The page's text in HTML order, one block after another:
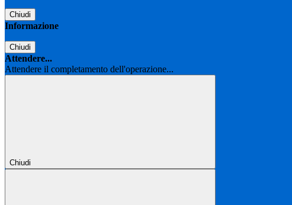
Chiudi
Informazione
Chiudi
Attendere...
Attendere il completamento dell'operazione...
Chiudi